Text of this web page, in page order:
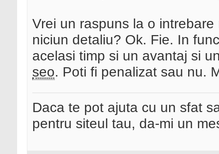
Vrei un raspuns la o
niciun detaliu? Ok. Fie. In
acelasi timp si un avantaj si
seo. Poti fi penalizat sau nu.
Daca te pot ajuta cu un sfat
pentru siteul tau, da-mi un